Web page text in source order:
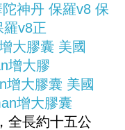
神丹 保羅v8 保
羅v8正
大膠囊 美國
增大膠
增大膠囊 美國
增大膠囊
全長約十五公